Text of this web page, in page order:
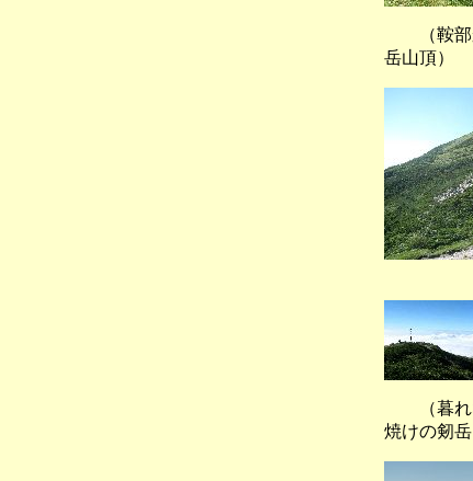
（鞍
岳山頂）
（大日
（暮れ
焼けの剱岳